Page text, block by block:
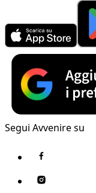
Segui Avvenire su